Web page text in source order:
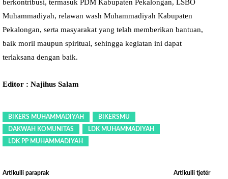
berkontribusi, termasuk PDM Kabupaten Pekalongan, LSBO
Muhammadiyah, relawan wash Muhammadiyah Kabupaten
Pekalongan, serta masyarakat yang telah memberikan bantuan,
baik moril maupun spiritual, sehingga kegiatan ini dapat
terlaksana dengan baik.
Editor : Najihus Salam
BIKERS MUHAMMADIYAH
BIKERSMU
DAKWAH KOMUNITAS
LDK MUHAMMADIYAH
LDK PP MUHAMMADIYAH
Artikulli paraprak Artikulli tjetër